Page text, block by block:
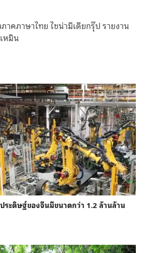
าคภาษาไทย ไชน่ามีเดียกรุ๊ป รายงาน
หมิน
ะดิษฐ์ของจีนมีขนาดกว่า 1.2 ล้านล้าน